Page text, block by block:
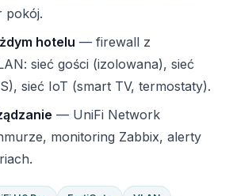
pokój.
hotelu — firewall z
sieć gości (izolowana), sieć
sieć IoT (smart TV, termostaty).
— UniFi Network
monitoring Zabbix, alerty